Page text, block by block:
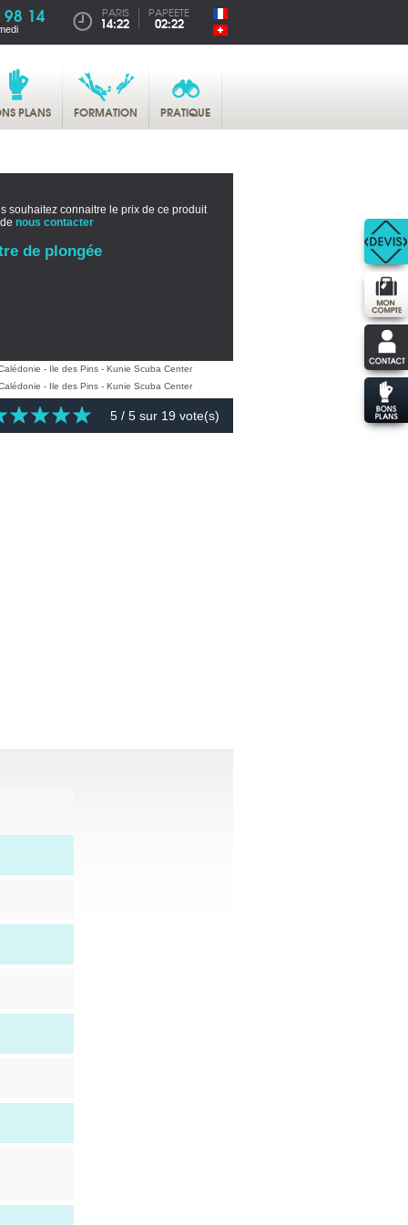
14 PARIS
14:22
PAPEETE
02:22
PLANS FORMATION PRATIQUE
souhaitez connaitre le prix de ce produit
nous contacter
de plongée
5 / 5 sur 19 vote(s)